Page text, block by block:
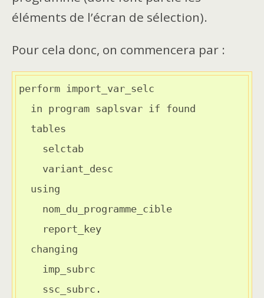
éléments de l’écran de sélection).
Pour cela donc, on commencera par :
perform import_var_selc
    ssc_subrc.